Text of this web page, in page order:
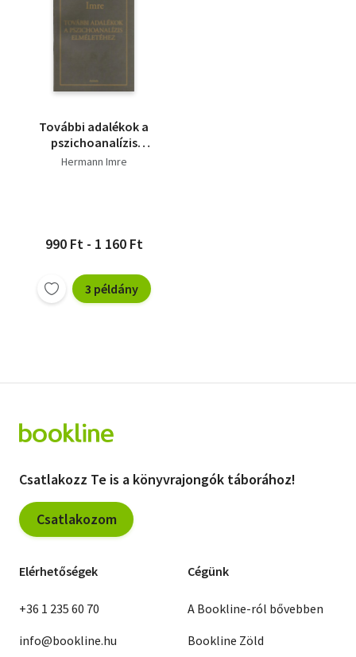
További adalékok a
pszichoanalízis
elméletéhez
Hermann Imre
990 Ft - 1 160 Ft
3 példány
Csatlakozz Te is a könyvrajongók táborához!
Csatlakozom
Elérhetőségek
+36 1 235 60 70
info@bookline.hu
Cégünk
A Bookline-ról bővebben
Bookline Zöld